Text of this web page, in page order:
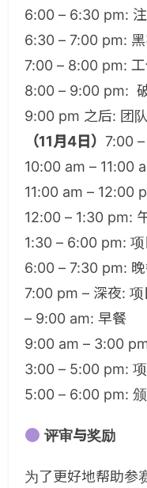
6:00 – 6:30 pm:
6:30 – 7:00 pm:
7:00 – 8:00 pm: 工
8:00 – 9:00 pm:
9:00 pm 之后: 团
（11月4日） 7:00
10:00 am – 11:00
11:00 am – 12:00
12:00 – 1:30 pm:
1:30 – 6:00 pm:
6:00 – 7:30 pm:
7:00 pm – 深夜: 项
– 9:00 am: 早餐
9:00 am – 3:00
3:00 – 5:00 pm:
5:00 – 6:00 pm:
评审与奖励
为了更好地帮助参